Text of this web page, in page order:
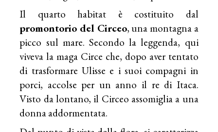
Il quarto habitat è costituito dal
promontorio del Circeo, una montagna a
picco sul mare. Secondo la leggenda, qui
viveva la maga Circe che, dopo aver tentato
di trasformare Ulisse e i suoi compagni in
porci, accolse per un anno il re di Itaca.
Visto da lontano, il Circeo assomiglia a una
donna addormentata.